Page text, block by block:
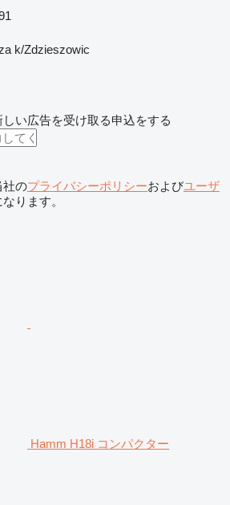
k/Zdzieszowic
い広告を受け取る申込をする
社のプライバシーポリシーおよびユーザ
ります。
Hamm H18i コンパクター